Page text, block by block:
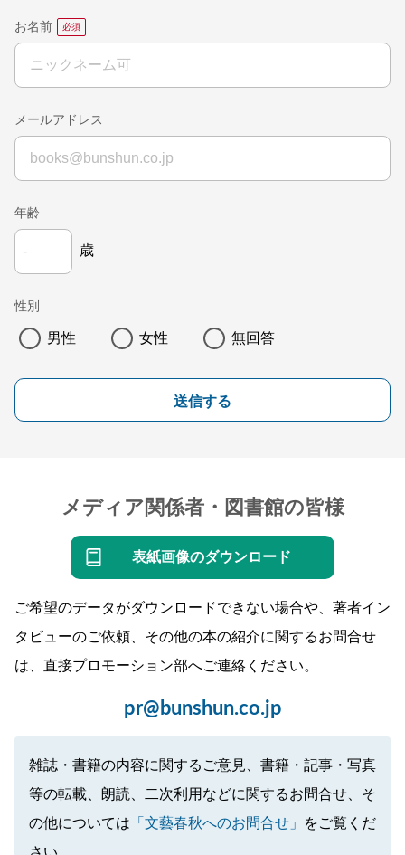
お名前
メールアドレス
年齢
歳
性別
男性 女性 無回答
送信する
メディア関係者・図書館の皆様
表紙画像のダウンロード
ご希望のデータがダウンロードできない場合や、著者イン
タビューのご依頼、その他の本の紹介に関するお問合せ
は、直接プロモーション部へご連絡ください。
pr@bunshun.co.jp
雑誌・書籍の内容に関するご意見、書籍・記事・写真
等の転載、朗読、二次利用などに関するお問合せ、そ
の他については 「文藝春秋へのお問合せ」
をご覧くだ